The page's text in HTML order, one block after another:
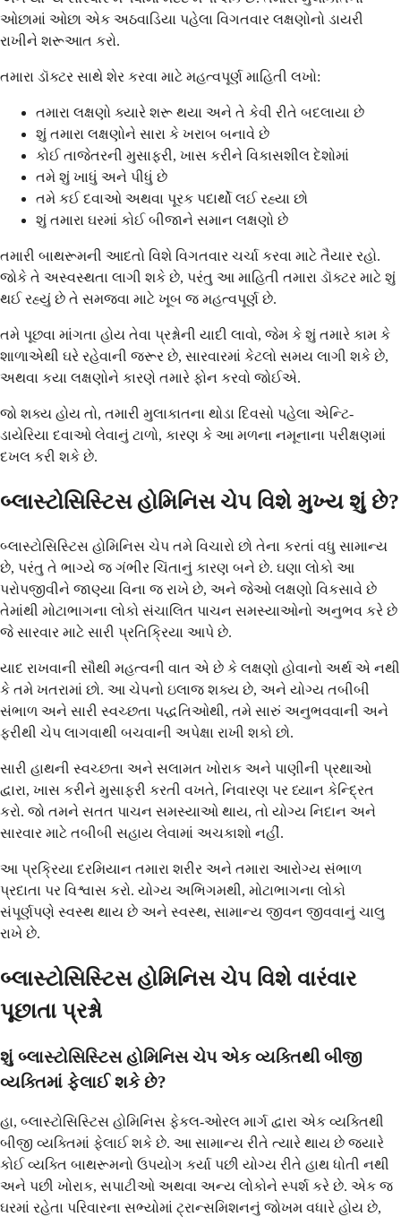
ઓછામાં ઓછા એક અઠવાડિયા પહેલા વિગતવાર લક્ષણોનો ડાયરી
રાખીને શરૂઆત કરો.
તમારા ડૉક્ટર સાથે શેર કરવા માટે મહત્વપૂર્ણ માહિતી લખો:
તમારા લક્ષણો ક્યારે શરૂ થયા અને તે કેવી રીતે બદલાયા છે
શું તમારા લક્ષણોને સારા કે ખરાબ બનાવે છે
કોઈ તાજેતરની મુસાફરી, ખાસ કરીને વિકાસશીલ દેશોમાં
તમે શું ખાધું અને પીધું છે
તમે કઈ દવાઓ અથવા પૂરક પદાર્થો લઈ રહ્યા છો
શું તમારા ઘરમાં કોઈ બીજાને સમાન લક્ષણો છે
તમારી બાથરૂમની આદતો વિશે વિગતવાર ચર્ચા કરવા માટે તૈયાર રહો.
જોકે તે અસ્વસ્થતા લાગી શકે છે, પરંતુ આ માહિતી તમારા ડૉક્ટર માટે શું
થઈ રહ્યું છે તે સમજવા માટે ખૂબ જ મહત્વપૂર્ણ છે.
તમે પૂછવા માંગતા હોય તેવા પ્રશ્નોની યાદી લાવો, જેમ કે શું તમારે કામ કે
શાળાએથી ઘરે રહેવાની જરૂર છે, સારવારમાં કેટલો સમય લાગી શકે છે,
અથવા કયા લક્ષણોને કારણે તમારે ફોન કરવો જોઈએ.
જો શક્ય હોય તો, તમારી મુલાકાતના થોડા દિવસો પહેલા એન્ટિ-
ડાયેરિયા દવાઓ લેવાનું ટાળો, કારણ કે આ મળના નમૂનાના પરીક્ષણમાં
દખલ કરી શકે છે.
બ્લાસ્ટોસિસ્ટિસ હોમિનિસ ચેપ વિશે મુખ્ય શું છે?
બ્લાસ્ટોસિસ્ટિસ હોમિનિસ ચેપ તમે વિચારો છો તેના કરતાં વધુ સામાન્ય
છે, પરંતુ તે ભાગ્યે જ ગંભીર ચિંતાનું કારણ બને છે. ઘણા લોકો આ
પરોપજીવીને જાણ્યા વિના જ રાખે છે, અને જેઓ લક્ષણો વિકસાવે છે
તેમાંથી મોટાભાગના લોકો સંચાલિત પાચન સમસ્યાઓનો અનુભવ કરે છે
જે સારવાર માટે સારી પ્રતિક્રિયા આપે છે.
યાદ રાખવાની સૌથી મહત્વની વાત એ છે કે લક્ષણો હોવાનો અર્થ એ નથી
કે તમે ખતરામાં છો. આ ચેપનો ઇલાજ શક્ય છે, અને યોગ્ય તબીબી
સંભાળ અને સારી સ્વચ્છતા પદ્ધતિઓથી, તમે સારું અનુભવવાની અને
ફરીથી ચેપ લાગવાથી બચવાની અપેક્ષા રાખી શકો છો.
સારી હાથની સ્વચ્છતા અને સલામત ખોરાક અને પાણીની પ્રથાઓ
દ્વારા, ખાસ કરીને મુસાફરી કરતી વખતે, નિવારણ પર ધ્યાન કેન્દ્રિત
કરો. જો તમને સતત પાચન સમસ્યાઓ થાય, તો યોગ્ય નિદાન અને
સારવાર માટે તબીબી સહાય લેવામાં અચકાશો નહીં.
આ પ્રક્રિયા દરમિયાન તમારા શરીર અને તમારા આરોગ્ય સંભાળ
પ્રદાતા પર વિશ્વાસ કરો. યોગ્ય અભિગમથી, મોટાભાગના લોકો
સંપૂર્ણપણે સ્વસ્થ થાય છે અને સ્વસ્થ, સામાન્ય જીવન જીવવાનું ચાલુ
રાખે છે.
બ્લાસ્ટોસિસ્ટિસ હોમિનિસ ચેપ વિશે વારંવાર
પૂછાતા પ્રશ્નો
શું બ્લાસ્ટોસિસ્ટિસ હોમિનિસ ચેપ એક વ્યક્તિથી બીજી
વ્યક્તિમાં ફેલાઈ શકે છે?
હા, બ્લાસ્ટોસિસ્ટિસ હોમિનિસ ફેકલ-ઓરલ માર્ગ દ્વારા એક વ્યક્તિથી
બીજી વ્યક્તિમાં ફેલાઈ શકે છે. આ સામાન્ય રીતે ત્યારે થાય છે જ્યારે
કોઈ વ્યક્તિ બાથરૂમનો ઉપયોગ કર્યા પછી યોગ્ય રીતે હાથ ધોતી નથી
અને પછી ખોરાક, સપાટીઓ અથવા અન્ય લોકોને સ્પર્શ કરે છે. એક જ
ઘરમાં રહેતા પરિવારના સભ્યોમાં ટ્રાન્સમિશનનું જોખમ વધારે હોય છે,